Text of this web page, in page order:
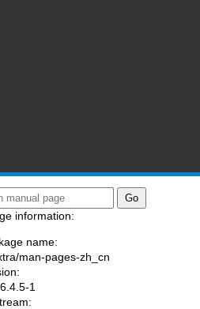
information:
name:
man-pages-zh_cn
1